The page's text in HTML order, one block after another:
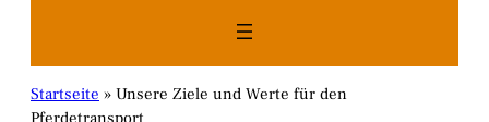
Startseite » Unsere Ziele und Werte für den